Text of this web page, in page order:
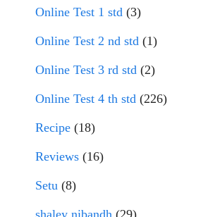
Online Test 1 std (3)
Online Test 2 nd std (1)
Online Test 3 rd std (2)
Online Test 4 th std (226)
Recipe (18)
Reviews (16)
Setu (8)